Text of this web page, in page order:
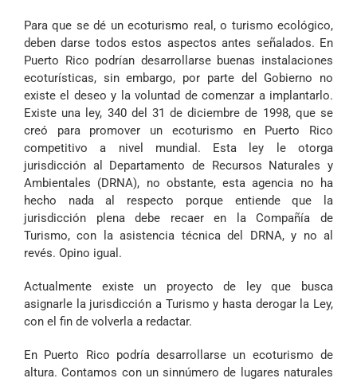
Para que se dé un ecoturismo real, o turismo ecológico,
deben darse todos estos aspectos antes señalados. En
Puerto Rico podrían desarrollarse buenas instalaciones
ecoturísticas, sin embargo, por parte del Gobierno no
existe el deseo y la voluntad de comenzar a implantarlo.
Existe una ley, 340 del 31 de diciembre de 1998, que se
creó para promover un ecoturismo en Puerto Rico
competitivo a nivel mundial. Esta ley le otorga
jurisdicción al Departamento de Recursos Naturales y
Ambientales (DRNA), no obstante, esta agencia no ha
hecho nada al respecto porque entiende que la
jurisdicción plena debe recaer en la Compañía de
Turismo, con la asistencia técnica del DRNA, y no al
revés. Opino igual.
Actualmente existe un proyecto de ley que busca
asignarle la jurisdicción a Turismo y hasta derogar la Ley,
con el fin de volverla a redactar.
En Puerto Rico podría desarrollarse un ecoturismo de
altura. Contamos con un sinnúmero de lugares naturales